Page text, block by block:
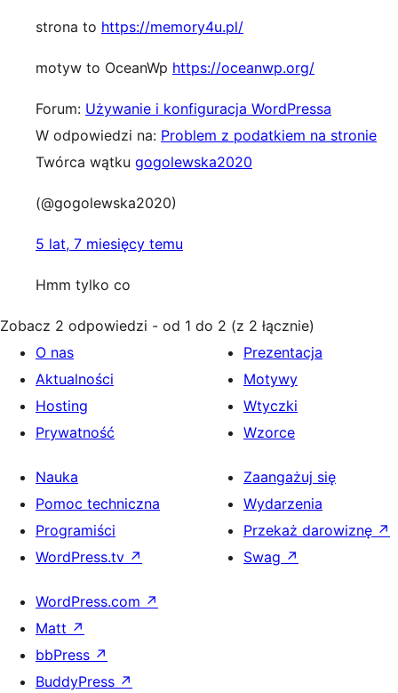
strona to https://memory4u.pl/
motyw to OceanWp https://oceanwp.org/
Forum: Używanie i konfiguracja WordPressa
W odpowiedzi na: Problem z podatkiem na stronie
Twórca wątku gogolewska2020
(@gogolewska2020)
5 lat, 7 miesięcy temu
Hmm tylko co
Zobacz 2 odpowiedzi - od 1 do 2 (z 2 łącznie)
O nas
Aktualności
Hosting
Prywatność
Prezentacja
Motywy
Wtyczki
Wzorce
Nauka
Pomoc techniczna
Programiści
WordPress.tv ↗
Zaangażuj się
Wydarzenia
Przekaż darowiznę ↗
Swag ↗
WordPress.com ↗
Matt ↗
bbPress ↗
BuddyPress ↗